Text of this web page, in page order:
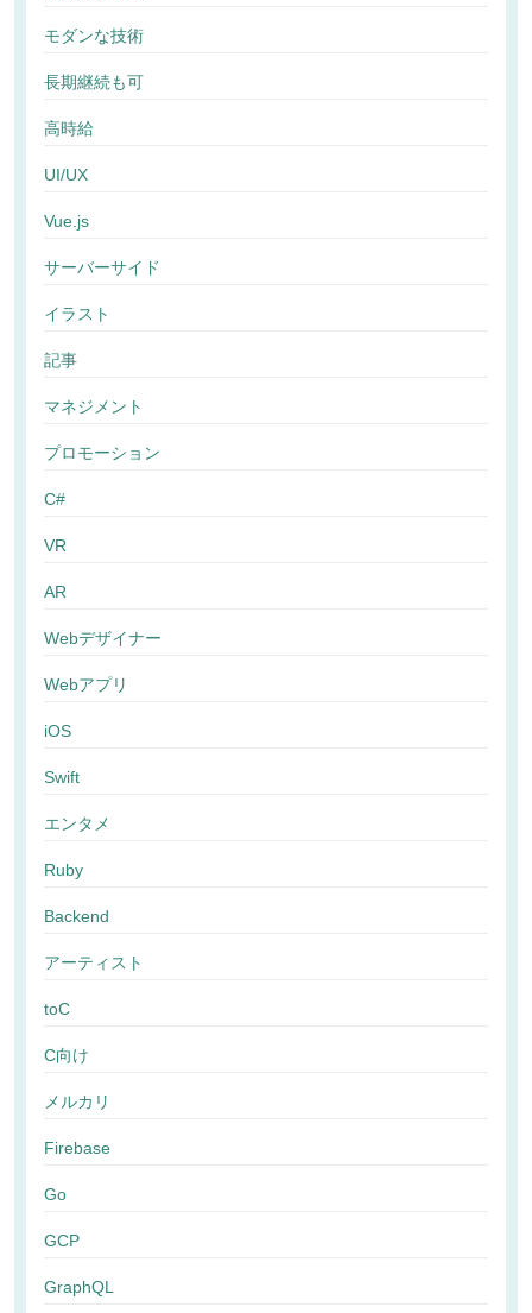
モダンな技術
長期継続も可
高時給
UI/UX
Vue.js
サーバーサイド
イラスト
記事
マネジメント
プロモーション
C#
VR
AR
Webデザイナー
Webアプリ
iOS
Swift
エンタメ
Ruby
Backend
アーティスト
toC
C向け
メルカリ
Firebase
Go
GCP
GraphQL